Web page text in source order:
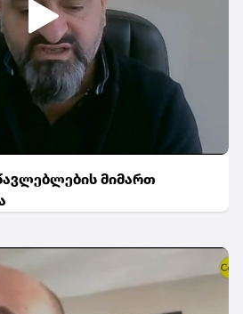
მიმართ